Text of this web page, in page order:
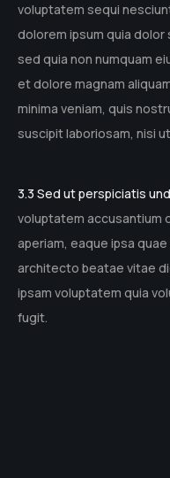
voluptatem sequi
dolorem ipsum quia
sed quia non numquam
et dolore magnam
minima veniam, quis
suscipit laboriosam, nisi
3.3 Sed ut perspiciatis
voluptatem accusantium
aperiam, eaque ipsa
architecto beatae vitae
ipsam voluptatem quia
fugit.